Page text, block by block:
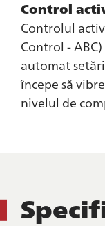
Control
Controlul
Control -
automat
începe să
nivelul de